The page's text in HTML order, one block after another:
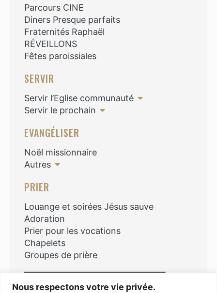
Nous respectons votre vie privée.
Parcours CINE
Diners Presque parfaits
Fraternités Raphaël
RÉVEILLONS
Fêtes paroissiales
SERVIR
Servir l’Eglise communauté
Servir le prochain
EVANGÉLISER
Noël missionnaire
Autres
PRIER
Louange et soirées Jésus sauve
Adoration
Prier pour les vocations
Chapelets
Groupes de prière